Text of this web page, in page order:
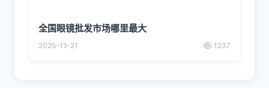
全国眼镜批发市场哪里最大
2025-11-21 1237